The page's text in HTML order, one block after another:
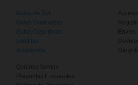
Gafas de Sol
Gafas Graduadas
Gafas Deportivas
Lentillas
Accesorios
Envíos
Quiénes Somos
Preguntas Frecuentes